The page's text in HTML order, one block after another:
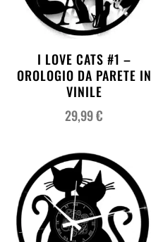
I LOVE CATS #1 –
OROLOGIO DA PARETE IN
VINILE
29,99€